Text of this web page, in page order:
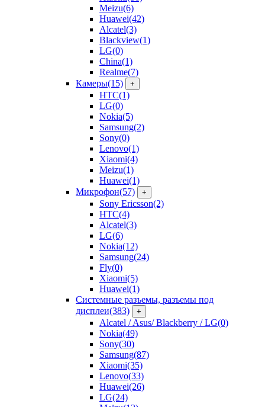
Meizu(6)
Huawei(42)
Alcatel(3)
Blackview(1)
LG(0)
China(1)
Realme(7)
Камеры(15) +
HTC(1)
LG(0)
Nokia(5)
Samsung(2)
Sony(0)
Lenovo(1)
Xiaomi(4)
Meizu(1)
Huawei(1)
Микрофон(57) +
Sony Ericsson(2)
HTC(4)
Alcatel(3)
LG(6)
Nokia(12)
Samsung(24)
Fly(0)
Xiaomi(5)
Huawei(1)
Системные разъемы, разъемы под
дисплеи(383) +
Alcatel / Asus/ Blackberry / LG(0)
Nokia(49)
Sony(30)
Samsung(87)
Xiaomi(35)
Lenovo(33)
Huawei(26)
LG(24)